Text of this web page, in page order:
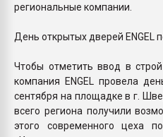
региональные компании.
День открытых дверей ENGEL
Чтобы отметить ввод в строй
компания ENGEL провела
сентября на площадке в г.
всего региона получили
этого современного цеха